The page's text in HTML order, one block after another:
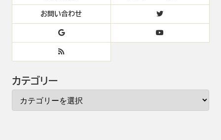
お問い合わせ
カテゴリー